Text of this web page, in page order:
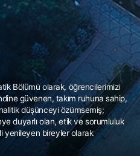
Bölümü olarak, öğrencilerimizi
güvenen, takım ruhuna sahip,
düşünceyi özümsemiş;
duyarlı olan, etik ve sorumluluk
yenileyen bireyler olarak